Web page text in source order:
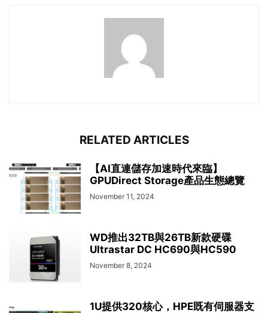
RELATED ARTICLES
【AI直連儲存加速時代來臨】
GPUDirect Storage產品生態總覽
November 11, 2024
WD推出32TB與26TB新款硬碟
Ultrastar DC HC690與HC590
November 8, 2024
1U提供320核心，HPE既有伺服器支